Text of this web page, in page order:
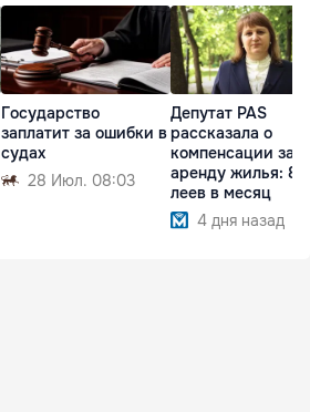
Государство
заплатит за ошибки в
судах
28 Июл. 08:03
Депутат PAS
рассказала о
компенсации за
аренду жилья:
леев в месяц
4 дня назад